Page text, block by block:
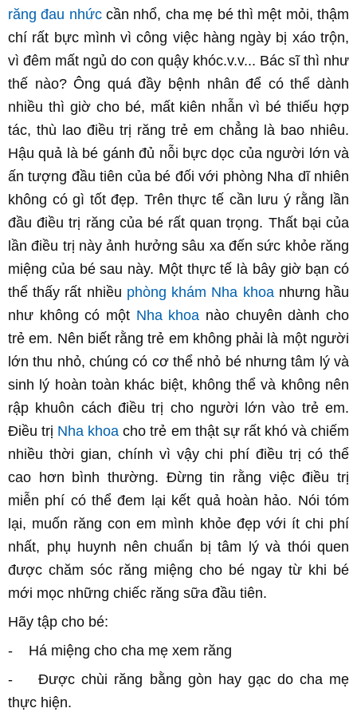
răng đau nhứccần nhổ, cha mẹ bé thì mệt mỏi, thậm
chí rất bực mình vì công việc hàng ngày bị xáo trộn,
vì đêm mất ngủ do con quậy khóc.v.v... Bác sĩ thì như
thế nào? Ông quá đầy bệnh nhân để có thể dành
nhiều thì giờ cho bé, mất kiên nhẫn vì bé thiếu hợp
tác, thù lao điều trị răng trẻ em chẳng là bao nhiêu.
Hậu quả là bé gánh đủ nỗi bực dọc của người lớn và
ấn tượng đầu tiên của bé đối với phòng Nha dĩ nhiên
không có gì tốt đẹp. Trên thực tế cần lưu ý rằng lần
đầu điều trị răng của bé rất quan trọng. Thất bại của
lần điều trị này ảnh hưởng sâu xa đến sức khỏe răng
miệng của bé sau này. Một thực tế là bây giờ bạn có
thể thấy rất nhiều phòng khám Nha khoanhưng hầu
như không có một Nha khoa nào chuyên dành cho
trẻ em. Nên biết rằng trẻ em không phải là một người
lớn thu nhỏ, chúng có cơ thể nhỏ bé nhưng tâm lý và
sinh lý hoàn toàn khác biệt, không thể và không nên
rập khuôn cách điều trị cho người lớn vào trẻ em.
Điều trị Nha khoa cho trẻ em thật sự rất khó và chiếm
nhiều thời gian, chính vì vậy chi phí điều trị có thể
cao hơn bình thường. Đừng tin rằng việc điều trị
miễn phí có thể đem lại kết quả hoàn hảo. Nói tóm
lại, muốn răng con em mình khỏe đẹp với ít chi phí
nhất, phụ huynh nên chuẩn bị tâm lý và thói quen
được chăm sóc răng miệng cho bé ngay từ khi bé
mới mọc những chiếc răng sữa đầu tiên.
Hãy tập cho bé:
- Há miệng cho cha mẹ xem răng
- Được chùi răng bằng gòn hay gạc do cha mẹ
thực hiện.